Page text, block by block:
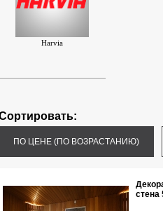
Harvia
ПО ЦЕНЕ (ПО ВОЗРАСТАНИЮ)
стена